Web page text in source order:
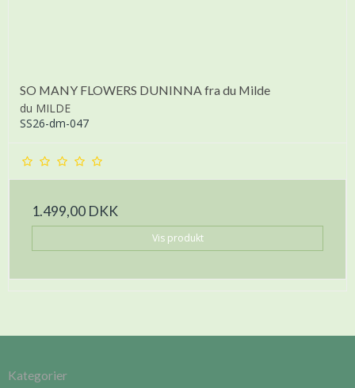
SO MANY FLOWERS DUNINNA fra du Milde
du MILDE
SS26-dm-047
1.499,00 DKK
Vis produkt
Kategorier